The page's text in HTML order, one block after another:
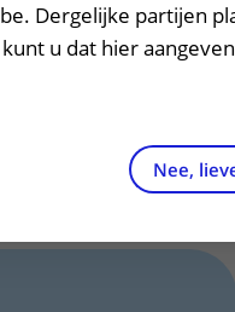
voor
Dergelijke partijen
u dat hier
Nee,